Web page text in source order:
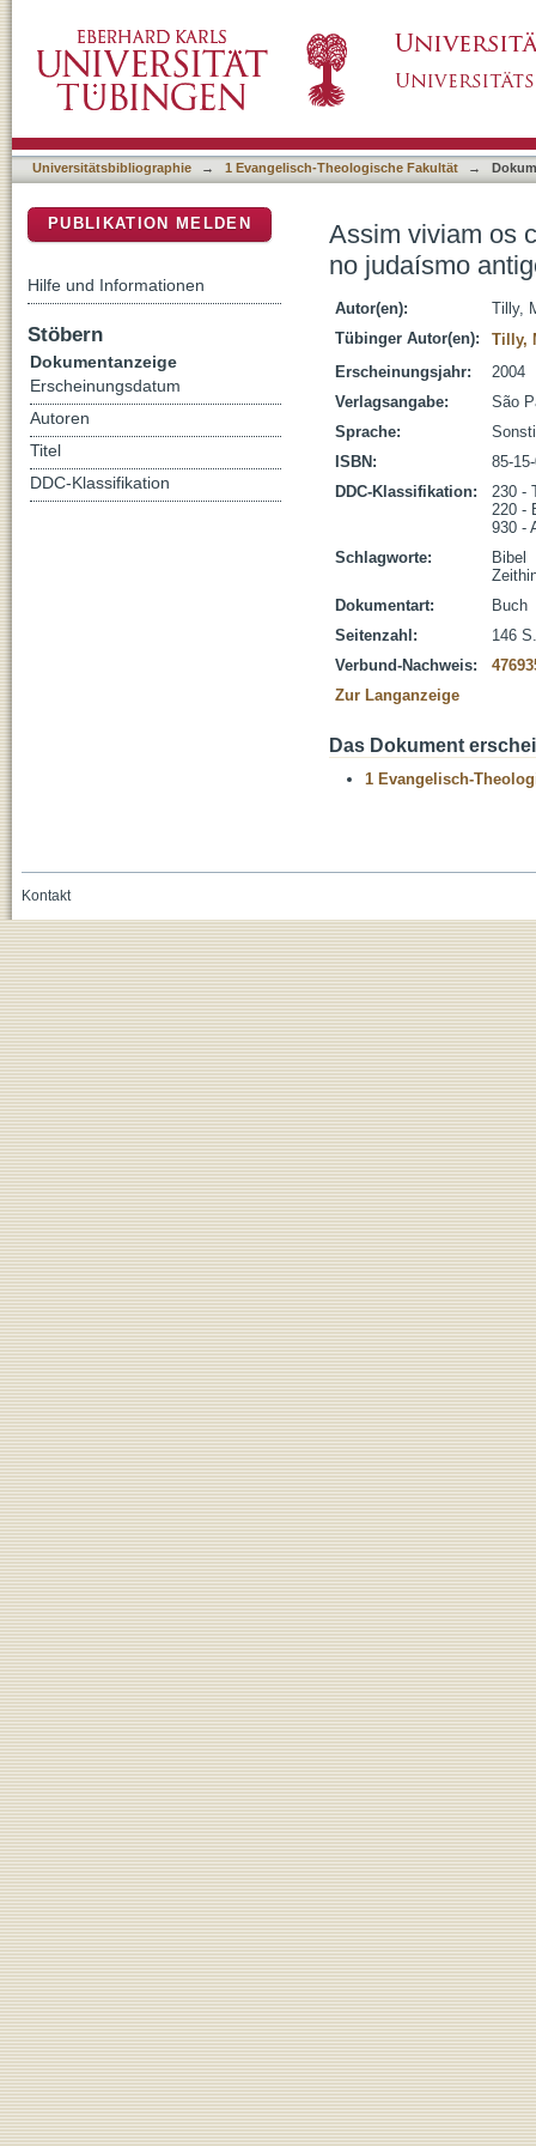
Universitätsbibliographie → 1 Evangelisch-Theologische Fakultät →
Assim viviam os
no judaísmo
Autor(en):
Tilly,
Tübinger Autor(en):
Tilly,
Erscheinungsjahr:
2004
Verlagsangabe:
São
Sprache:
ISBN:
85-
DDC-Klassifikation:
230 -
220 -
930 -
Schlagworte:
Bibel
Dokumentart:
Buch
Seitenzahl:
146
Verbund-Nachweis:
Zur Langanzeige
Das Dokument
1 Evangelisch-
PUBLIKATION MELDEN
Hilfe und Informationen
Stöbern
Dokumentanzeige
Erscheinungsdatum
Autoren
Titel
DDC-Klassifikation
Kontakt